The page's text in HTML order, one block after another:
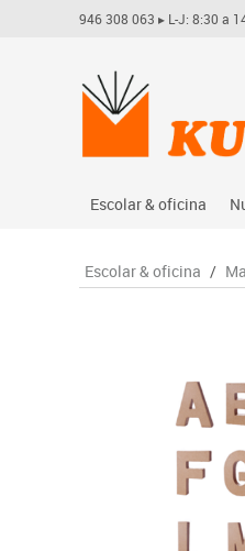
946 308 063 ▸ L-J: 8:30 a
Escolar & oficina
Archivo
Informática
Manualidades
Material escolar
Papel y manipulados
Escolar & oficina /